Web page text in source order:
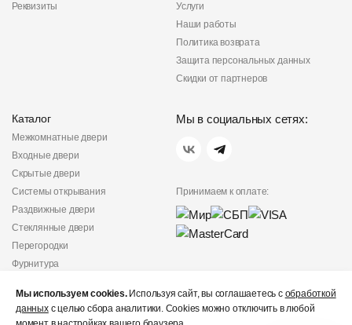
Реквизиты
Услуги
Наши работы
Политика возврата
Защита персональных данных
Скидки от партнеров
Каталог
Межкомнатные двери
Входные двери
Скрытые двери
Системы открывания
Раздвижные двери
Стеклянные двери
Перегородки
Фурнитура
Мы в социальных сетях:
Принимаем к оплате:
конфиденциальности
Не является публичной
Мы используем cookies.Используя сайт, вы соглашаетесь с обработкой
данныхс целью сбора аналитики. Cookies можно отключить в любой